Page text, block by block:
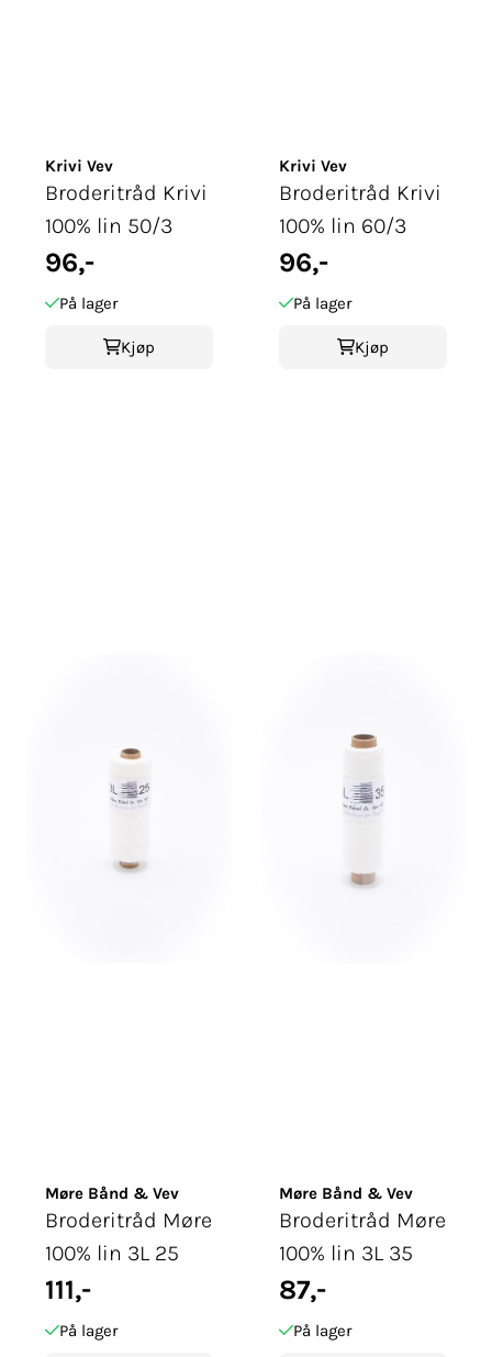
Krivi Vev
Broderitråd Krivi
100% lin 50/3
96,-
På lager
Kjøp
Krivi Vev
Broderitråd Krivi
100% lin 60/3
96,-
På lager
Kjøp
Møre Bånd & Vev
Broderitråd Møre
100% lin 3L 25
111,-
På lager
Møre Bånd & Vev
Broderitråd Møre
100% lin 3L 35
87,-
På lager